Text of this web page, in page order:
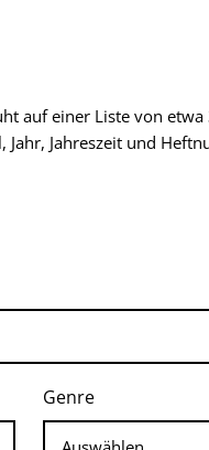
auf einer Liste von
Jahreszeit und
Genre